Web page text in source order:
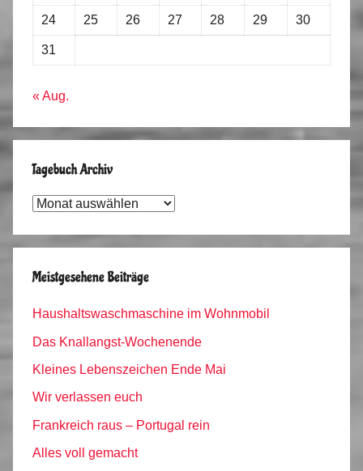
24 25 26 27 28 29 30
31
« Aug.
Tagebuch Archiv
Tagebuch
Meistgesehene Beiträge
Haushaltswaschmaschine im Wohnmobil
Das Knallangst-Wochenende
Kleines Lebenszeichen Ende Mai
Wir verlassen euch
Frankreich raus – Portugal rein
Alles voll gemacht